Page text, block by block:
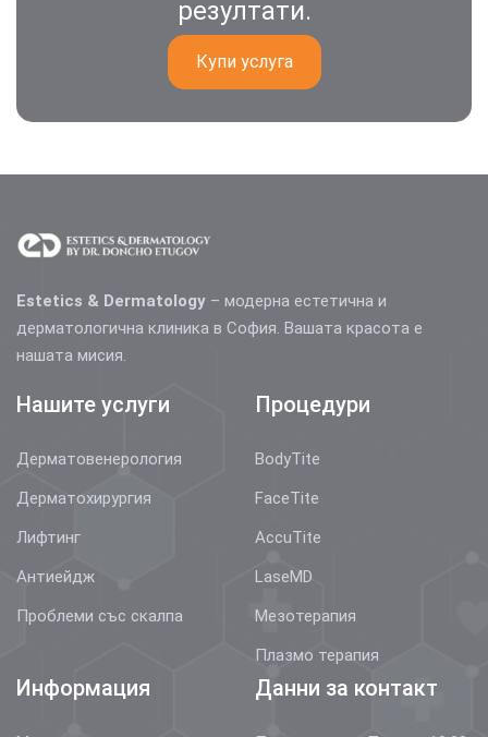
резултати.
Купи услуга
Estetics & Dermatology – модерна естетична и
дерматологична клиника в София. Вашата красота е
нашата мисия.
Нашите услуги
Дерматовенерология
Дерматохирургия
Лифтинг
Антиейдж
Проблеми със скалпа
Процедури
BodyTite
FaceTite
AccuTite
LaseMD
Мезотерапия
Плазмо терапия
Информация Данни за контакт